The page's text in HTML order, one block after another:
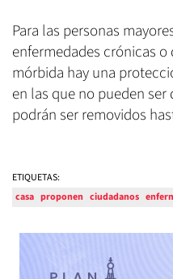
Para las personas
enfermedades crónicas
mórbida hay una
en las que no pueden
podrán ser removidos
ETIQUETAS:
casa proponen ciudadanos